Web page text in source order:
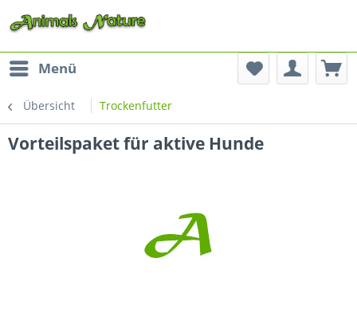
Menü
Übersicht Trockenfutter
Vorteilspaket für aktive Hunde